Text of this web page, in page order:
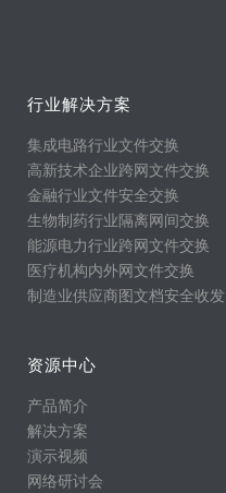
行业解决方案
集成电路行业文件交换
高新技术企业跨网文件交换
金融行业文件安全交换
生物制药行业隔离网间交换
能源电力行业跨网文件交换
医疗机构内外网文件交换
制造业供应商图文档安全收发
资源中心
产品简介
解决方案
演示视频
网络研讨会